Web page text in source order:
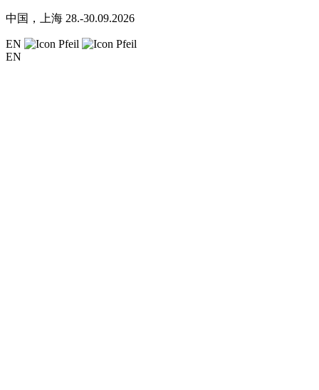
中国，上海 28.-30.09.2026
EN
EN